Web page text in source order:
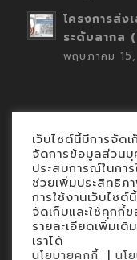
โครงการส่ง
ระดับสากล
พฤษภาคม
Contact
นโยบายคุกกี้
นโยบายข้อมูลส่ว
เว็บไซต์นี้มีการจัด
จัดการข้อมูลส่วนบุ
ประสบการณ์ในกา
ช่วยเพิ่มประสิทธิภ
การใช้งานเว็บไซต์
จัดเก็บและใช้คุกกี้
รายละเอียดเพิ่มเ
เราได้
นโยบายคุกกี้ | นโ